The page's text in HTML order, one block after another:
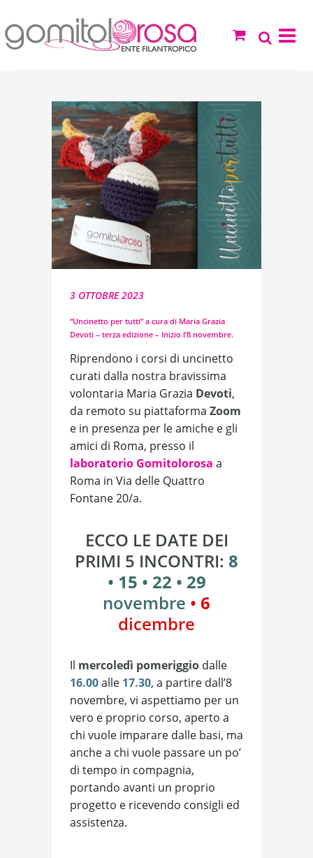
3 OTTOBRE 2023
“Uncinetto per tutti” a cura di Maria Grazia
Devoti – terza edizione – Inizio l’8 novembre.
Riprendono i corsi di uncinetto
curati dalla nostra bravissima
volontaria Maria Grazia Devoti,
da remoto su piattaforma Zoom
e in presenza per le amiche e gli
amici di Roma, presso il
laboratorio Gomitolorosa a
Roma in Via delle Quattro
Fontane 20/a.
ECCO LE DATE DEI
PRIMI 5 INCONTRI: 8
• 15 • 22 • 29
novembre • 6
dicembre
Il mercoledì pomeriggio dalle
16.00alle 17.30, a partire dall’8
novembre, vi aspettiamo per un
vero e proprio corso, aperto a
chi vuole imparare dalle basi, ma
anche a chi vuole passare un po’
di tempo in compagnia,
portando avanti un proprio
progetto e ricevendo consigli ed
assistenza.